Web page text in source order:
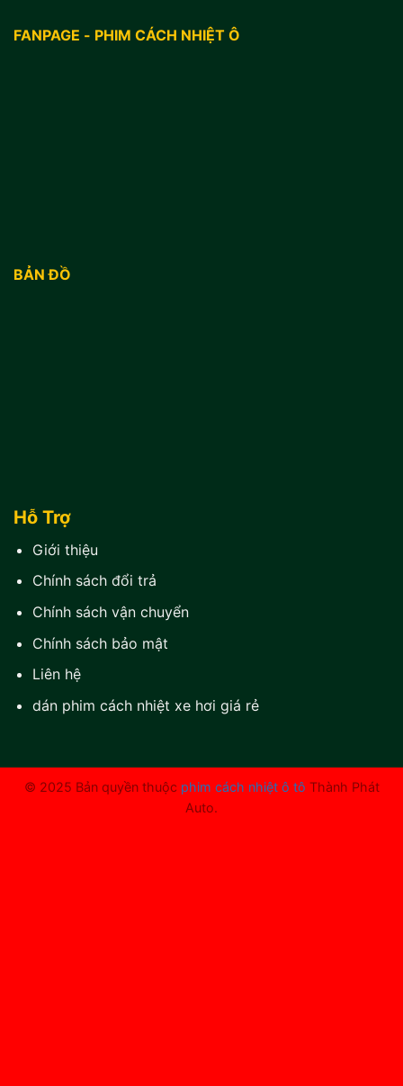
FANPAGE - PHIM CÁCH NHIỆT Ô
BẢN ĐỒ
Hỗ Trợ
Giới thiệu
Chính sách đổi trả
Chính sách vận chuyển
Chính sách bảo mật
Liên hệ
dán phim cách nhiệt xe hơi giá rẻ
© 2025 Bản quyền thuộc phim cách nhiệt ô tô Thành Phát
Auto.